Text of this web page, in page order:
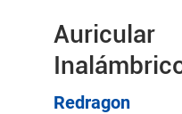
Redragon